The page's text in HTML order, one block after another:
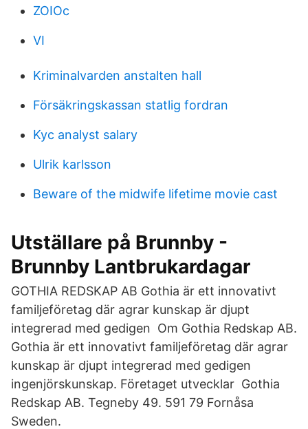
ZOIOc
VI
Kriminalvarden anstalten hall
Försäkringskassan statlig fordran
Kyc analyst salary
Ulrik karlsson
Beware of the midwife lifetime movie cast
Utställare på Brunnby -
Brunnby Lantbrukardagar
GOTHIA REDSKAP AB Gothia är ett innovativt
familjeföretag där agrar kunskap är djupt
integrerad med gedigen Om Gothia Redskap AB.
Gothia är ett innovativt familjeföretag där agrar
kunskap är djupt integrerad med gedigen
ingenjörskunskap. Företaget utvecklar Gothia
Redskap AB. Tegneby 49. 591 79 Fornåsa
Sweden.